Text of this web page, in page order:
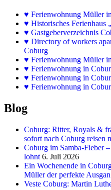
♥ Ferienwohnung Müller
♥ Historisches Ferienhaus
♥ Gastgeberverzeichnis
♥ Directory of workers
Coburg
♥ Ferienwohnung Müller
♥ Ferienwohnung in
♥ Ferienwohnung in
♥ Ferienwohnung in
Blog
Coburg: Ritter, Royals &
sofort nach Coburg reisen
Coburg im Samba-Fieber
lohnt 6. Juli 2026
Ein Wochenende in
Müller der perfekte
Veste Coburg: Martin